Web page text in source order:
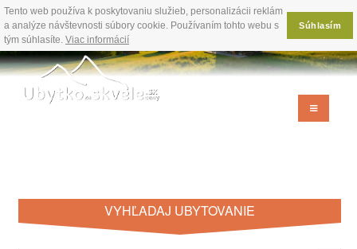
Tento web používa k poskytovaniu služieb, personalizácii reklám
a analýze návštevnosti súbory cookie. Používaním tohto webu s
tým súhlasíte. Viac informácií
Súhlasím
VYHĽADAJ UBYTOVANIE